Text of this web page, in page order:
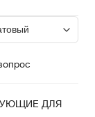
ДЛЯ